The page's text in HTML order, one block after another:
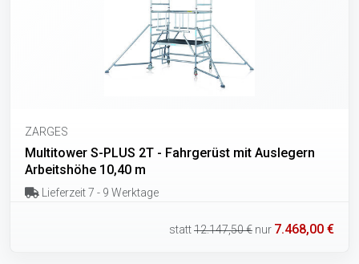
ZARGES
Multitower S-PLUS 2T - Fahrgerüst mit Auslegern
Arbeitshöhe 10,40 m
Lieferzeit 7 - 9 Werktage
statt12.147,50 € nur 7.468,00 €